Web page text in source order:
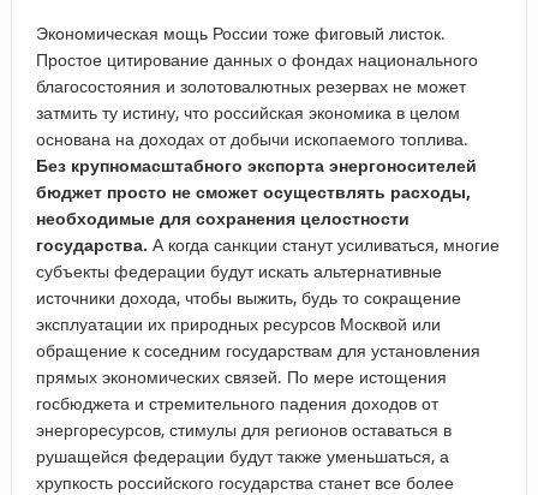
Экономическая мощь России тоже фиговый листок.
Простое цитирование данных о фондах национального
благосостояния и золотовалютных резервах не может
затмить ту истину, что российская экономика в целом
основана на доходах от добычи ископаемого топлива.
Без крупномасштабного экспорта энергоносителей
бюджет просто не сможет осуществлять расходы,
необходимые для сохранения целостности
государства. А когда санкции станут усиливаться, многие
субъекты федерации будут искать альтернативные
источники дохода, чтобы выжить, будь то сокращение
эксплуатации их природных ресурсов Москвой или
обращение к соседним государствам для установления
прямых экономических связей. По мере истощения
госбюджета и стремительного падения доходов от
энергоресурсов, стимулы для регионов оставаться в
рушащейся федерации будут также уменьшаться, а
хрупкость российского государства станет все более